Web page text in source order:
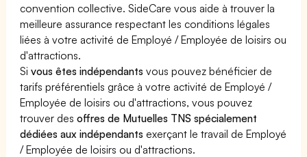
convention collective. SideCare vous aide à trouver la
meilleure assurance respectant les conditions légales
liées à votre activité de Employé / Employée de loisirs ou
d'attractions.
Sivous êtes indépendants vous pouvez bénéficier de
tarifs préférentiels grâce à votre activité de Employé /
Employée de loisirs ou d'attractions, vous pouvez
trouver desoffres de Mutuelles TNS spécialement
dédiées aux indépendants exerçant le travail de Employé
/ Employée de loisirs ou d'attractions.